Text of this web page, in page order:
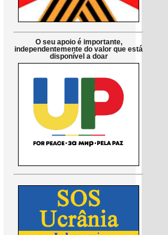
O seu apoio é importante,
independentemente do valor que está
disponível a doar